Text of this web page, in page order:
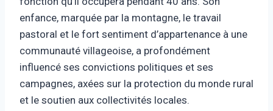
enfance, marquée par la montagne, le travail
pastoral et le fort sentiment d’appartenance à une
communauté villageoise, a profondément
influencé ses convictions politiques et ses
campagnes, axées sur la protection du monde rural
et le soutien aux collectivités locales.